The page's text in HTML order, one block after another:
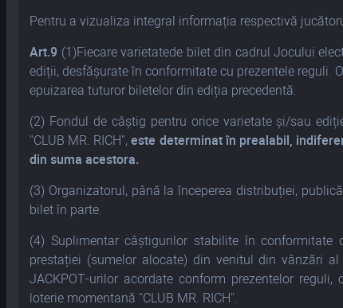
Pentru a vizualiza integral informația respectivă
Art.9 (1)Fiecare varietatede bilet din cadrul Jocului
ediții, desfășurate în conformitate cu prezentele
epuizarea tuturor biletelor din ediția precedentă.
(2) Fondul de câștig pentru orice varietate și/sau
"CLUB MR. RICH",este determinat în prealabil,
din suma acestora.
(3) Organizatorul, până la începerea distribuției,
bilet în parte.
(4) Suplimentar câștigurilor stabilite în
prestației (sumelor alocate) din venitul din vânzări
JACKPOT-urilor acordate conform prezentelor
loterie momentană "CLUB MR. RICH".